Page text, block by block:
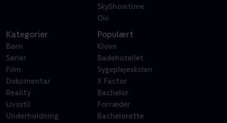
SkyShowtime
Oiii
Kategorier
Børn
Serier
Film
Dokumentar
Reality
Livsstil
Underholdning
Populært
Klovn
Badehotellet
Sygeplejeskolen
X Factor
Bachelor
Forræder
Bachelorette